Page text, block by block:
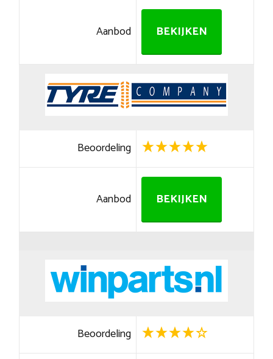
Aanbod BEKIJKEN
Beoordeling
Aanbod BEKIJKEN
Beoordeling